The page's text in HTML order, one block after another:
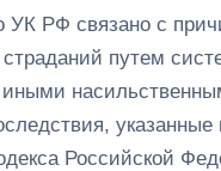
УК РФ связано с
путем
указанные
Российской